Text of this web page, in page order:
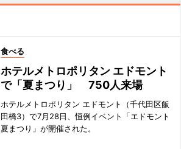
食べる
ホテルメトロポリタン エドモント
で「夏まつり」 750人来場
ホテルメトロポリタン エドモント（千代田区飯
田橋3）で7月28日、恒例イベント「エドモント
夏まつり」が開催された。